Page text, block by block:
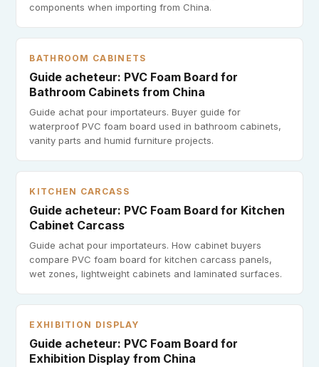
components when importing from China.
BATHROOM CABINETS
Guide acheteur: PVC Foam Board for
Bathroom Cabinets from China
Guide achat pour importateurs. Buyer guide for
waterproof PVC foam board used in bathroom cabinets,
vanity parts and humid furniture projects.
KITCHEN CARCASS
Guide acheteur: PVC Foam Board for Kitchen
Cabinet Carcass
Guide achat pour importateurs. How cabinet buyers
compare PVC foam board for kitchen carcass panels,
wet zones, lightweight cabinets and laminated surfaces.
EXHIBITION DISPLAY
Guide acheteur: PVC Foam Board for
Exhibition Display from China